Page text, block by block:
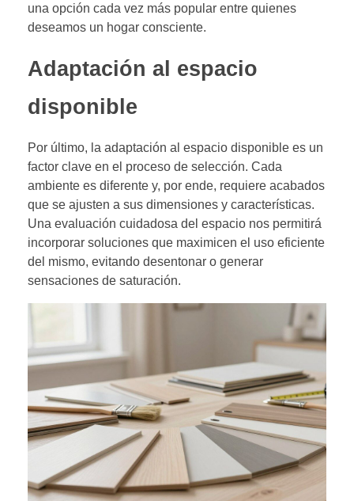
una opción cada vez más popular entre quienes
deseamos un hogar consciente.
Adaptación al espacio
disponible
Por último, la adaptación al espacio disponible es un
factor clave en el proceso de selección. Cada
ambiente es diferente y, por ende, requiere acabados
que se ajusten a sus dimensiones y características.
Una evaluación cuidadosa del espacio nos permitirá
incorporar soluciones que maximicen el uso eficiente
del mismo, evitando desentonar o generar
sensaciones de saturación.